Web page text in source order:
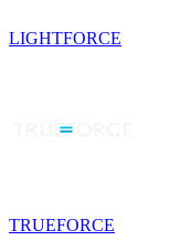
LIGHTFORCE
TRUEFORCE